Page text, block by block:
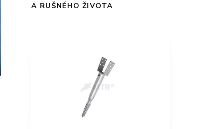
A RUŠNÉHO ŽIVOTA